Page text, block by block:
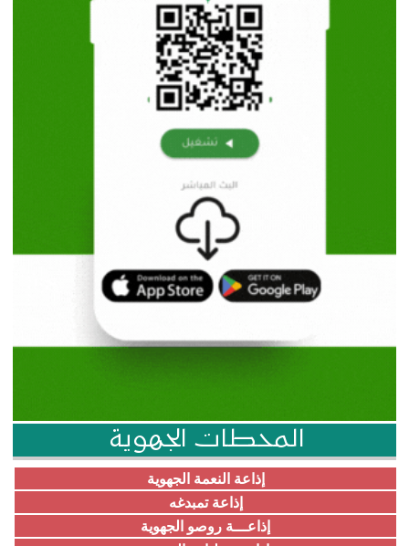
المحطات الجهوية
إذاعة النعمة الجهوية
إذاعة تمبدغه
إذاعـــة روصو الجهوية